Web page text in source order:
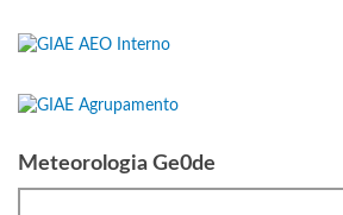
Meteorologia Ge0de